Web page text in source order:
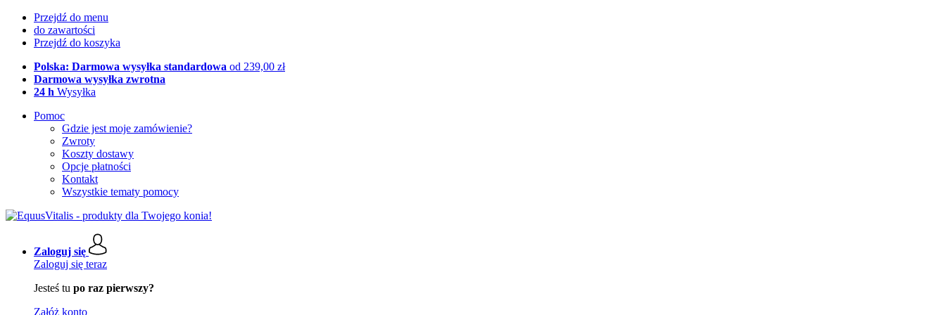
Przejdź do menu
do zawartości
Przejdź do koszyka
Polska: Darmowa wysyłka standardowa od 239,00 zł
Darmowa wysyłka zwrotna
24 h Wysyłka
Pomoc
Gdzie jest moje zamówienie?
Zwroty
Koszty dostawy
Opcje płatności
Kontakt
Wszystkie tematy pomocy
Zaloguj się
Zaloguj się teraz
Jesteś tu po raz pierwszy?
Załóż konto